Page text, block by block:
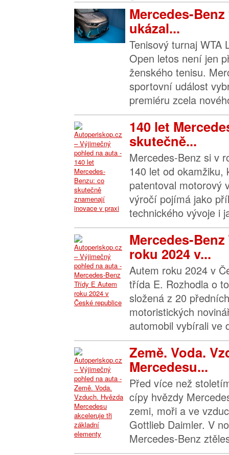
Mercedes-
ukázal...
Tenisový turnaj WTA
Open letos není jen
ženského tenisu.
sportovní událost
premiéru zcela
140 let
skutečně...
Mercedes-Benz si v
140 let od okamžiku,
patentoval motorový
výročí pojímá jako
technického vývoje i
Mercedes-
roku 2024 v...
Autem roku 2024 v
třída E. Rozhodla o
složená z 20
motoristických
automobil vybírali ve
Země. Voda.
Mercedesu...
Před více než
cípy hvězdy
zemi, moři a ve
Gottlieb Daimler. V
Mercedes‑Benz